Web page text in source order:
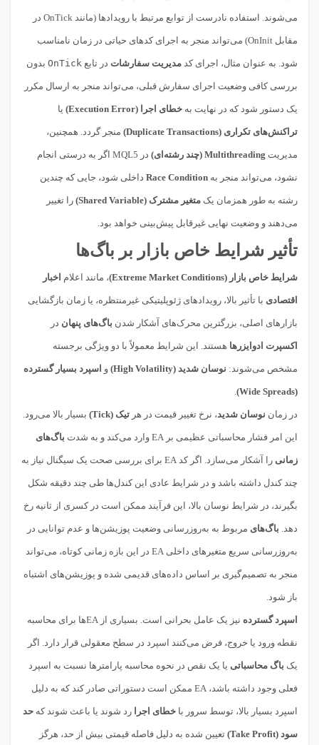
می‌شوند. استفاده نادرست از توابع مرتبط با رویدادها (مانند OnTick در
مقابل OnInit) می‌تواند منجر به اجرای کدهای حیاتی در زمان نامناسب
شود. به عنوان مثال، اجرای کد مدیریت سفارشات در تابع OnTick بدون
بررسی کافی وضعیت اجرای سفارش قبلی، می‌تواند منجر به ارسال مکرر
یک دستور شود که در نهایت به خطای اجرا (Execution Error) یا
تراکنش‌های تکراری (Duplicate Transactions) منجر گردد. همچنین،
مدیریت Multithreading (چند رشته‌ای) در MQL5 اگر به درستی انجام
نشود، می‌تواند منجر به Race Condition داخلی شود، جایی که چندین
رشته به طور همزمان یک متغیر مشترک (Shared Variable) را تغییر
می‌دهند و وضعیت نهایی غیرقابل پیش‌بینی خواهد بود.
تأثیر شرایط خاص بازار بر باگ‌ها
شرایط خاص بازار (Extreme Market Conditions) ، مانند اعلام اخبار
اقتصادی با تأثیر بالا، رویدادهای ژئوپلیتیکی غیرمنتظره، یا زمان بازگشایی
بازارهای اصلی، بزرگترین محرک‌های آشکار شدن باگ‌های پنهان در
اکسپرت ادوایزرها هستند. این شرایط معمولاً با دو ویژگی برجسته
مشخص می‌شوند: نوسان شدید (High Volatility) و اسپرد بسیار گسترده
(Wide Spreads)
.
در زمان نوسان شدید، نرخ تغییر قیمت در هر تیک (Tick) بسیار بالا می‌رود.
این امر فشار محاسباتی عظیمی بر EA وارد می‌کند و به شدت باگ‌های
زمانی را آشکار می‌سازد. اگر کد EA برای بررسی صحت یک سیگنال نیاز به
چند کندل داشته باشد و در شرایط عادی این کندل‌ها طی چند دقیقه شکل
بگیرند، در شرایط نوسان بالا، این فرآیند ممکن است در کسری از ثانیه رخ
دهد. باگ‌های مربوط به به‌روزرسانی وضعیت پوزیشن‌ها و عدم توانایی در
به‌روزرسانی سریع متغیرهای داخلی EA در این بازه زمانی کوتاه، می‌تواند
منجر به تصمیم‌گیری بر اساس داده‌های قدیمی شده و پوزیشن‌های اشتباه
باز شود.
اسپرد گسترده نیز یک عامل بحرانی است. بسیاری از EAها برای محاسبه
نقطه ورود یا خروج، فرض می‌کنند اسپرد در سطح معقولی قرار دارد. اگر
یک باگ محاسباتی یا یک نقص در نحوه محاسبه پارامترها نسبت به اسپرد
فعلی وجود داشته باشد، EA ممکن است دستوراتی صادر کند که به دلیل
اسپرد بسیار بالا، توسط سرور با خطای اجرا رد شوند یا باعث شوند که حد
سود (Take Profit) تعیین شده به دلیل فاصله قیمتی بیش از حد، هرگز